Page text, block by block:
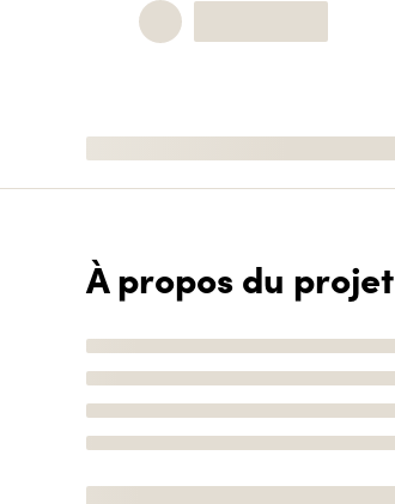
À propos du projet